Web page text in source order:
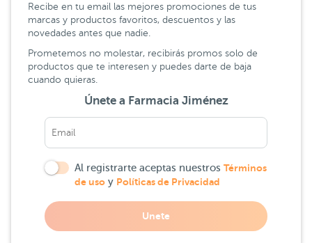
Recibe en tu email las mejores promociones de tus
marcas y productos favoritos, descuentos y las
novedades antes que nadie.
Prometemos no molestar, recibirás promos solo de
productos que te interesen y puedes darte de baja
cuando quieras.
Únete a Farmacia Jiménez
Al registrarte aceptas nuestros Términos
de uso y Políticas de Privacidad
Unete